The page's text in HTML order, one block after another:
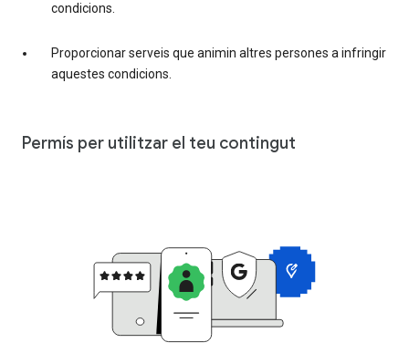
condicions.
Proporcionar serveis que animin altres persones a infringir
aquestes condicions.
Permís per utilitzar el teu contingut